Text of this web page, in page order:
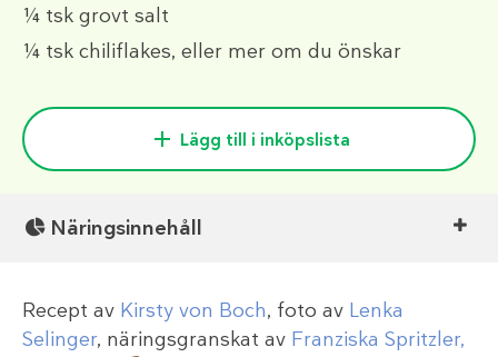
¼ tsk grovt salt
¼ tsk chiliflakes, eller mer om du önskar
Lägg till i inköpslista
Näringsinnehåll
Recept av Kirsty von Boch, foto av Lenka
Selinger, näringsgranskat av Franziska Spritzler,